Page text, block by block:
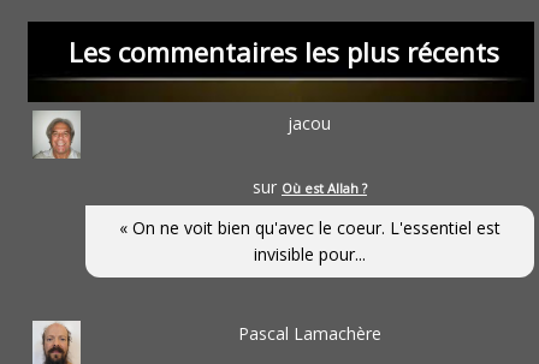
Les commentaires les plus récents
jacou
sur Où est Allah ?
« On ne voit bien qu'avec le coeur. L'essentiel est
invisible pour...
Pascal Lamachère